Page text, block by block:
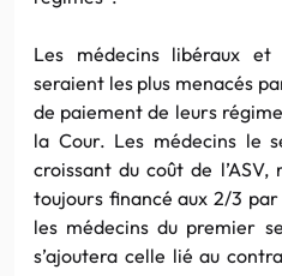
Les médecins libéraux
seraient les plus menacés
de paiement de leurs
la Cour. Les médecins le
croissant du coût de
toujours financé aux 2/3 par
les médecins du premier
s’ajoutera celle lié au